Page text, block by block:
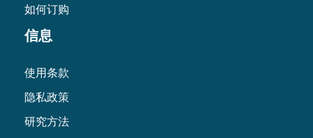
如何订购
信息
使用条款
隐私政策
研究方法